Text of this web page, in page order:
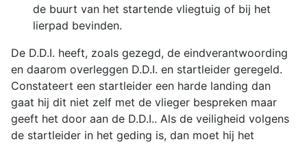
de buurt van het startende vliegtuig of bij het
lierpad bevinden.
De D.D.I. heeft, zoals gezegd, de eindverantwoording
en daarom overleggen D.D.I. en startleider geregeld.
Constateert een startleider een harde landing dan
gaat hij dit niet zelf met de vlieger bespreken maar
geeft het door aan de D.D.I.. Als de veiligheid volgens
de startleider in het geding is, dan moet hij het